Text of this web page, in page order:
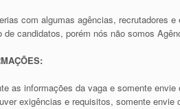
com algumas agências, recrutadores
de candidatos, porém nós não somos
as informações da vaga e somente
exigências e requisitos, somente envie